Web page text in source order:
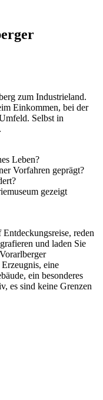
zum Industrieland.
Einkommen, bei der
Selbst in
Leben?
Vorfahren geprägt?
gezeigt
reden
und laden Sie
eine
ein besonderes
es sind keine Grenzen